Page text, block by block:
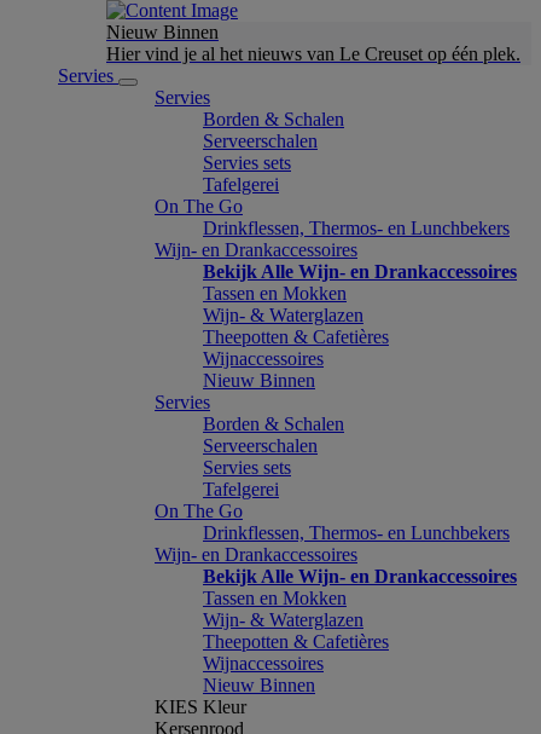
Nieuw Binnen
Hier vind je al het nieuws van Le Creuset op één plek.
Servies
Servies
Borden & Schalen
Serveerschalen
Servies sets
Tafelgerei
On The Go
Drinkflessen, Thermos- en Lunchbekers
Wijn- en Drankaccessoires
Bekijk Alle Wijn- en Drankaccessoires
Tassen en Mokken
Wijn- & Waterglazen
Theepotten & Cafetières
Wijnaccessoires
Nieuw Binnen
Servies
Borden & Schalen
Serveerschalen
Servies sets
Tafelgerei
On The Go
Drinkflessen, Thermos- en Lunchbekers
Wijn- en Drankaccessoires
Bekijk Alle Wijn- en Drankaccessoires
Tassen en Mokken
Wijn- & Waterglazen
Theepotten & Cafetières
Wijnaccessoires
Nieuw Binnen
KIES Kleur
Kersenrood